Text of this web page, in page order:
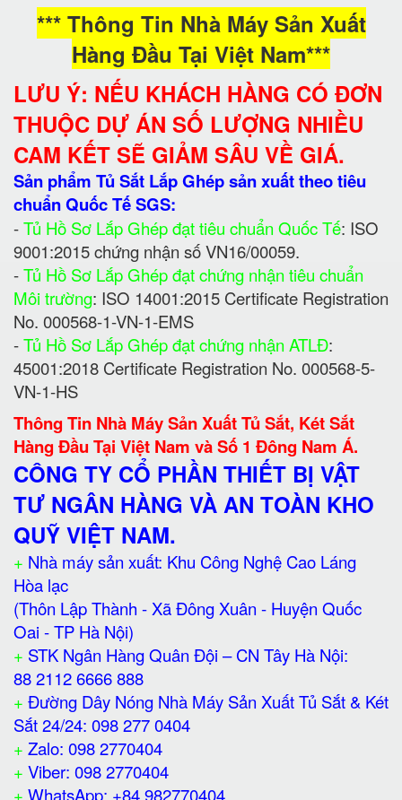
*** Thông Tin Nhà Máy Sản Xuất
Hàng Đầu Tại Việt Nam***
LƯU Ý: NẾU KHÁCH HÀNG CÓ ĐƠN
THUỘC DỰ ÁN SỐ LƯỢNG NHIỀU
CAM KẾT SẼ GIẢM SÂU VỀ GIÁ.
Sản phẩm Tủ Sắt Lắp Ghép sản xuất theo tiêu
chuẩn Quốc Tế SGS:
-Tủ Hồ Sơ Lắp Ghép đạt tiêu chuẩn Quốc Tế: ISO
9001:2015 chứng nhận số VN16/00059.
-Tủ Hồ Sơ Lắp Ghép đạt chứng nhận tiêu chuẩn
Môi trường: ISO 14001:2015 Certificate Registration
No. 000568-1-VN-1-EMS
-Tủ Hồ Sơ Lắp Ghép đạt chứng nhận ATLĐ:
45001:2018 Certificate Registration No. 000568-5-
VN-1-HS
Thông Tin Nhà Máy Sản Xuất Tủ Sắt, Két Sắt
Hàng Đầu Tại Việt Nam và Số 1 Đông Nam Á.
CÔNG TY CỔ PHẦN THIẾT BỊ VẬT
TƯ NGÂN HÀNG VÀ AN TOÀN KHO
QUỸ VIỆT NAM.
+ Nhà máy sản xuất: Khu Công Nghệ Cao Láng
Hòa lạc
(Thôn Lập Thành - Xã Đông Xuân - Huyện Quốc
Oai - TP Hà Nội)
+ STK Ngân Hàng Quân Đội – CN Tây Hà Nội:
88 2112 6666 888
+ Đường Dây Nóng Nhà Máy Sản Xuất Tủ Sắt & Két
Sắt 24/24: 098 277 0404
+ Zalo: 098 2770404
+ Viber: 098 2770404
+ WhatsApp: +84 982770404